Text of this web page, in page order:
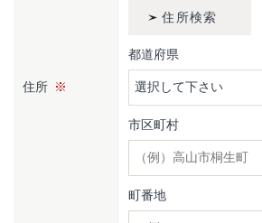
住所
都道府県
選択して下さい
市区町村
町番地